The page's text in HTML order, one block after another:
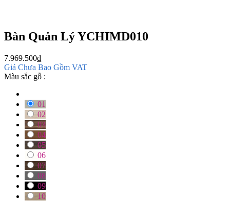
Bàn Quản Lý YCHIMD010
7.969.500₫
Giá Chưa Bao Gồm VAT
Màu sắc gỗ :
01
02
03
04
05
06
07
08
09
10